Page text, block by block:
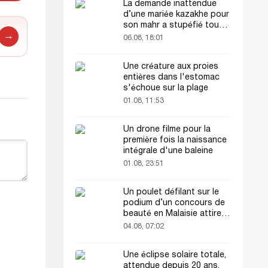
→
La demande inattendue
d’une mariée kazakhe pour
son mahr a stupéfié tout
le monde
06.08, 18:01
Une créature aux proies
entières dans l'estomac
s'échoue sur la plage
01.08, 11:53
Un drone filme pour la
première fois la naissance
intégrale d'une baleine
01.08, 23:51
Un poulet défilant sur le
podium d’un concours de
beauté en Malaisie attire
l’attention du public
04.08, 07:02
Une éclipse solaire totale,
attendue depuis 20 ans,